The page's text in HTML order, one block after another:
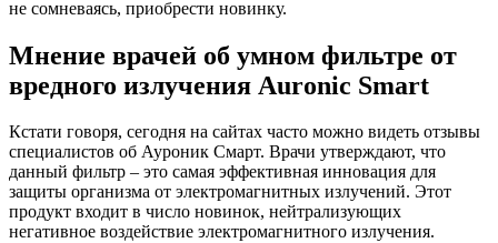
не сомневаясь, приобрести новинку.
Мнение врачей об умном фильтре от
вредного излучения Auronic Smart
Кстати говоря, сегодня на сайтах часто можно видеть отзывы
специалистов об Ауроник Смарт. Врачи утверждают, что
данный фильтр – это самая эффективная инновация для
защиты организма от электромагнитных излучений. Этот
продукт входит в число новинок, нейтрализующих
негативное воздействие электромагнитного излучения.